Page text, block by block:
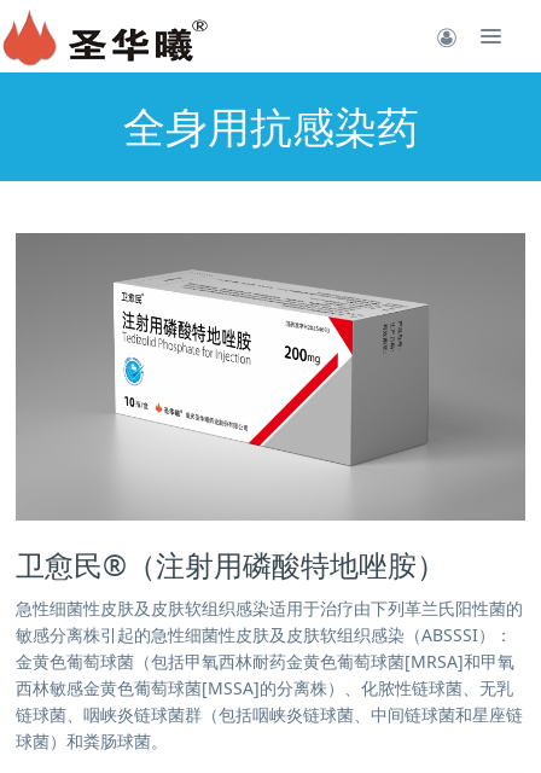
全身用抗感染药
卫愈民®（注射用磷酸特地唑胺）
急性细菌性皮肤及皮肤软组织感染适用于治疗由下列革兰氏阳性菌的
敏感分离株引起的急性细菌性皮肤及皮肤软组织感染（ABSSSI）：
金黄色葡萄球菌（包括甲氧西林耐药金黄色葡萄球菌[MRSA]和甲氧
西林敏感金黄色葡萄球菌[MSSA]的分离株）、化脓性链球菌、无乳
链球菌、咽峡炎链球菌群（包括咽峡炎链球菌、中间链球菌和星座链
球菌）和粪肠球菌。